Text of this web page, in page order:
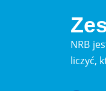
NRB
liczyć,